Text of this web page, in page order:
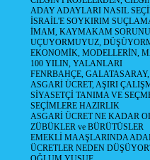
ADAY ADAYLARI NASIL
İSRAİL'E SOYKIRIM
İMAM, KAYMAKAM SORUNU
UÇUYORMUYUZ,
EKONOMİK, MODELLERİN,
100 YILIN, YALANLARI
FENRBAHÇE,
ASGARİ ÜCRET, AŞIRI
SİYASETÇİ TANIMA VE
SEÇİMLERE HAZIRLIK
ASGARİ ÜCRET NE KADAR
ZÜBÜKLER ve BÜRÜTÜSLER
EMEKLİ MAAŞLARINDA
ÜCRETLER NEDEN